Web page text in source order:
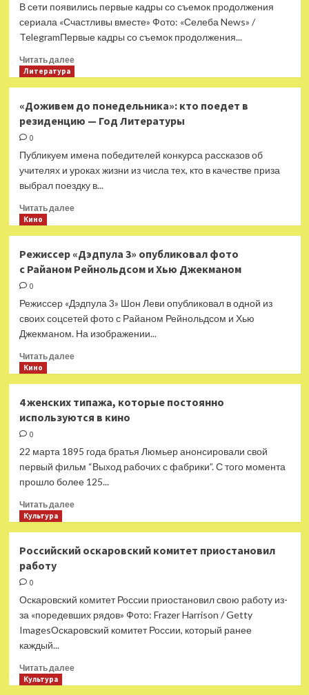
контроль
на
границах
Польшей
и
В сети появились первые кадры со съемок продолжения
сериала «Счастливы вместе» Фото: «Селеба News» /
TelegramПервые кадры со съемок продолжения...
Читать далееПрочитать
первые
кадры
продолжения
«Счастливы
вместе»
Литература
«Доживем до понедельника»: кто поедет в
резиденцию — Год Литературы
0
Публикуем имена победителей конкурса рассказов об
учителях и уроках жизни из числа тех, кто в качестве приза
выбрал поездку в...
Читать далееПрочитать
до
понедельника»:
поедет
в
резиденцию
—
Кино
Режиссер «Дэдпула 3» опубликовал фото
с Райаном Рейнольдсом и Хью Джекманом
0
Режиссер «Дэдпула 3» Шон Леви опубликовал в одной из
своих соцсетей фото с Райаном Рейнольдсом и Хью
Джекманом. На изображении...
Читать далееПрочитать
«Дэдпула
3» опубликовал
с Райаном
Рейнольдсом
и Хью
Джекманом
Кино
4 женских типажа, которые постоянно
используются в кино
0
22 марта 1895 года братья Люмьер анонсировали свой
первый фильм “Выход рабочих с фабрики”. С того момента
прошло более 125...
Читать далееПрочитать
типажа,
используются
Культура
Российский оскаровский комитет приостановил
работу
0
Оскаровский комитет России приостановил свою работу из-
за «поредевших рядов» Фото: Frazer Harrison / Getty
ImagesОскаровский комитет России, который ранее
каждый...
Читать далееПрочитать
Культура